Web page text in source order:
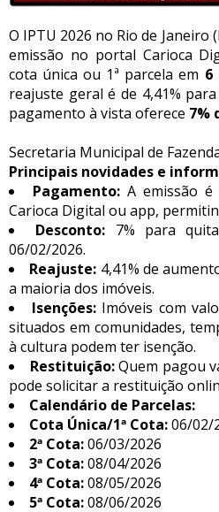
O IPTU 2026 no Rio de Janeiro
emissão no portal Carioca
cota única ou 1ª parcela em 6
reajuste geral é de 4,41%
pagamento à vista oferece 7%
Secretaria Municipal de
Principais novidades e
Pagamento:A emissão é
Carioca Digital ou app,
Desconto: 7% para
06/02/2026.
Reajuste: 4,41% de
a maioria dos imóveis.
Isenções:Imóveis com
situados em comunidades,
à cultura podem ter isenção.
Restituição:Quem pagou
pode solicitar a restituição
Calendário de Parcelas:
Cota Única/1ª Cota:06/02/
2ª Cota:06/03/2026
3ª Cota:08/04/2026
4ª Cota:08/05/2026
5ª Cota:08/06/2026